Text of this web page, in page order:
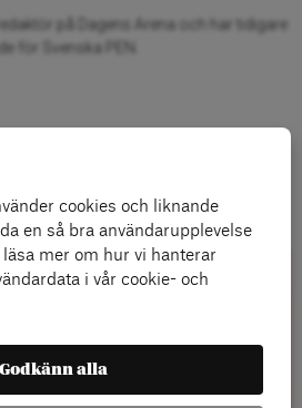
på Dagens Arena och har tidigare
för Svenska PEN.
cookies och liknande
en så bra användarupplevelse
mer om hur vi hanterar
i vår cookie- och
Godkänn alla